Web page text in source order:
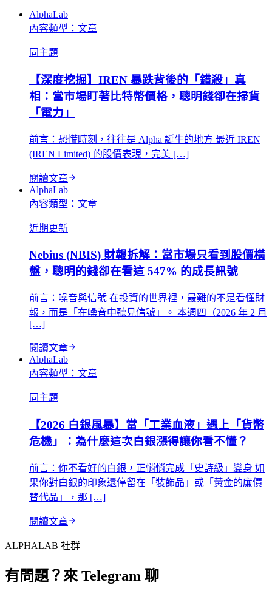
AlphaLab
內容類型： 文章
同主題
【深度挖掘】IREN 暴跌背後的「錯殺」真
相：當市場盯著比特幣價格，聰明錢卻在掃貨
「電力」
前言：恐慌時刻，往往是 Alpha 誕生的地方 最近 IREN
(IREN Limited) 的股價表現，完美 […]
閱讀文章
AlphaLab
內容類型： 文章
近期更新
Nebius (NBIS) 財報拆解：當市場只看到股價橫
盤，聰明的錢卻在看這 547% 的成長訊號
前言：噪音與信號 在投資的世界裡，最難的不是看懂財
報，而是「在噪音中聽見信號」。 本週四（2026 年 2 月
[…]
閱讀文章
AlphaLab
內容類型： 文章
同主題
【2026 白銀風暴】當「工業血液」遇上「貨幣
危機」：為什麼這次白銀漲得讓你看不懂？
前言：你不看好的白銀，正悄悄完成「史詩級」變身 如
果你對白銀的印象還停留在「裝飾品」或「黃金的廉價
替代品」，那 […]
閱讀文章
ALPHALAB 社群
有問題？來 Telegram 聊